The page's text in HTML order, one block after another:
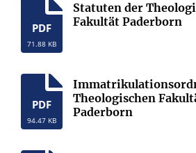
PDF
71.88 KB
Statuten der
Fakultät Paderborn
PDF
94.47 KB
Theologischen
Paderborn